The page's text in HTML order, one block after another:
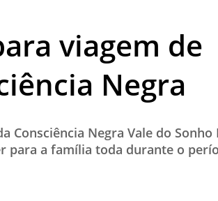
viagem de
Negra
Consciência Negra Vale do Sonho
para a família toda durante o